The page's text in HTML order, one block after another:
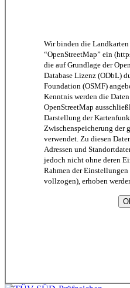
Wir binden die Landkarten
“OpenStreetMap” ein
die auf Grundlage der
Database Lizenz (ODbL)
Foundation (OSMF)
Kenntnis werden die
OpenStreetMap
Darstellung der
Zwischenspeicherung der
verwendet. Zu diesen
Adressen und
jedoch nicht ohne deren
Rahmen der
vollzogen), erhoben